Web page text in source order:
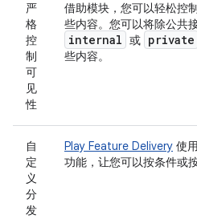
严
格
控
制
可
见
性
借助模块，您可以轻松控
些内容。您可以将除公共
internal 或 private
些内容。
自
定
义
分
发
Play Feature Delivery 使
功能，让您可以按条件或